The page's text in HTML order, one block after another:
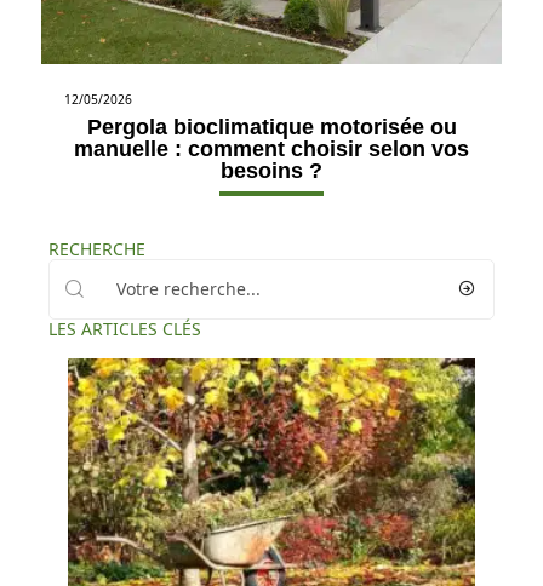
12/05/2026
Pergola bioclimatique motorisée ou
manuelle : comment choisir selon vos
besoins ?
RECHERCHE
LES ARTICLES CLÉS